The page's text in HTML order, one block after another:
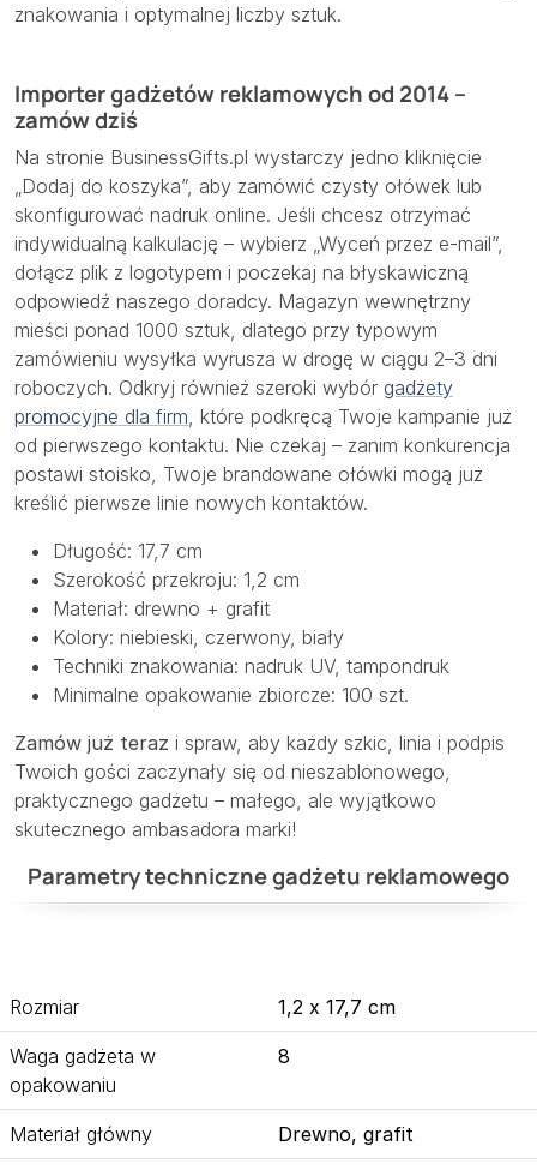
znakowania i optymalnej liczby sztuk.
Importer gadżetów reklamowych od 2014 –
zamów dziś
Na stronie BusinessGifts.pl wystarczy jedno kliknięcie
„Dodaj do koszyka”, aby zamówić czysty ołówek lub
skonfigurować nadruk online. Jeśli chcesz otrzymać
indywidualną kalkulację – wybierz „Wyceń przez e-mail”,
dołącz plik z logotypem i poczekaj na błyskawiczną
odpowiedź naszego doradcy. Magazyn wewnętrzny
mieści ponad 1000 sztuk, dlatego przy typowym
zamówieniu wysyłka wyrusza w drogę w ciągu 2–3 dni
roboczych. Odkryj również szeroki wybór gadżety
promocyjne dla firm, które podkręcą Twoje kampanie już
od pierwszego kontaktu. Nie czekaj – zanim konkurencja
postawi stoisko, Twoje brandowane ołówki mogą już
kreślić pierwsze linie nowych kontaktów.
Długość: 17,7 cm
Szerokość przekroju: 1,2 cm
Materiał: drewno + grafit
Kolory: niebieski, czerwony, biały
Techniki znakowania: nadruk UV, tampondruk
Minimalne opakowanie zbiorcze: 100 szt.
Zamów już teraz i spraw, aby każdy szkic, linia i podpis
Twoich gości zaczynały się od nieszablonowego,
praktycznego gadżetu – małego, ale wyjątkowo
skutecznego ambasadora marki!
Parametry techniczne gadżetu reklamowego
Rozmiar 1,2 x 17,7 cm
Waga gadżeta w
opakowaniu
8
Materiał główny Drewno, grafit